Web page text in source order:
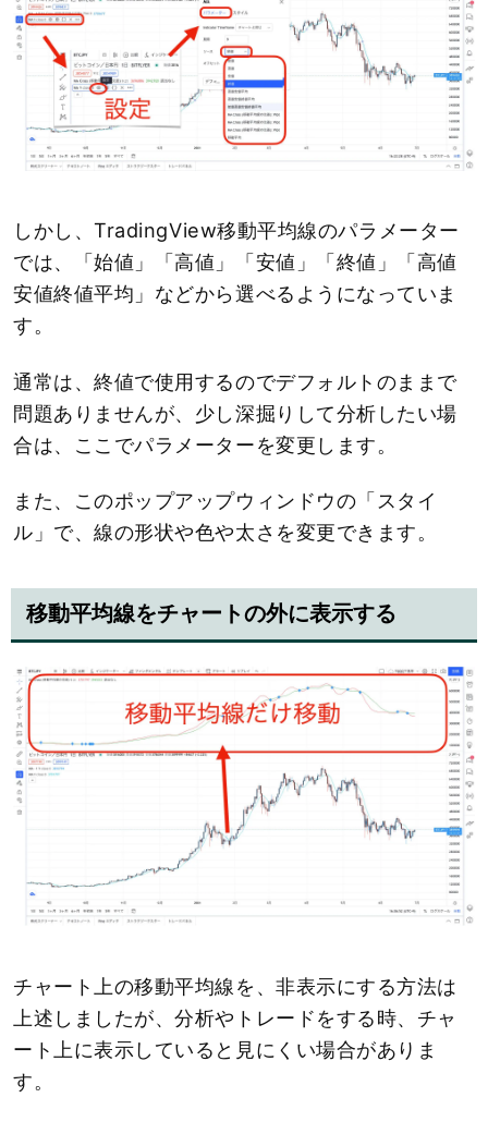
しかし、TradingView移動平均線のパラメーター
では、「始値」「高値」「安値」「終値」「高値
安値終値平均」などから選べるようになっていま
す。
通常は、終値で使用するのでデフォルトのままで
問題ありませんが、少し深掘りして分析したい場
合は、ここでパラメーターを変更します。
また、このポップアップウィンドウの「スタイ
ル」で、線の形状や色や太さを変更できます。
移動平均線をチャートの外に表示する
チャート上の移動平均線を、非表示にする方法は
上述しましたが、分析やトレードをする時、チャ
ート上に表示していると見にくい場合がありま
す。